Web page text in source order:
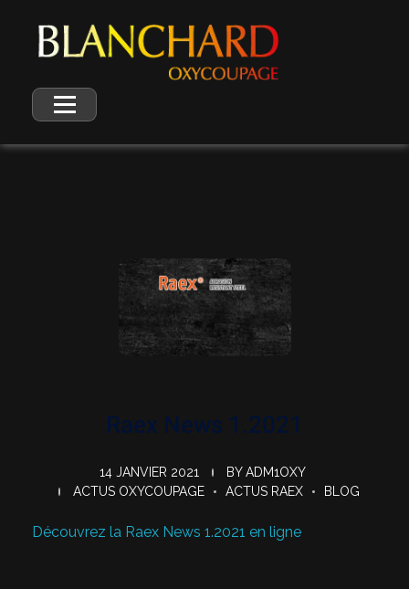
Blanchard Oxycoupage Négoce et découpe d'aciers spéciaux
Négoce et découpe d'aciers spéciaux : anti-abrasion, très haute limite élastique et protection balistique | Raex, Strenx, Ramor, Toolox.
Raex News 1.2021
14 JANVIER 2021 BY ADM1OXY
ACTUS OXYCOUPAGE
ACTUS RAEX BLOG
Découvrez la Raex News 1.2021 en ligne